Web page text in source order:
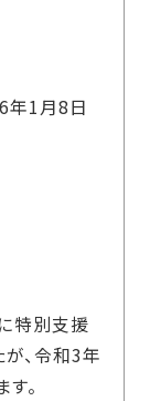
年1月8日
特別支援
、令和3年
。